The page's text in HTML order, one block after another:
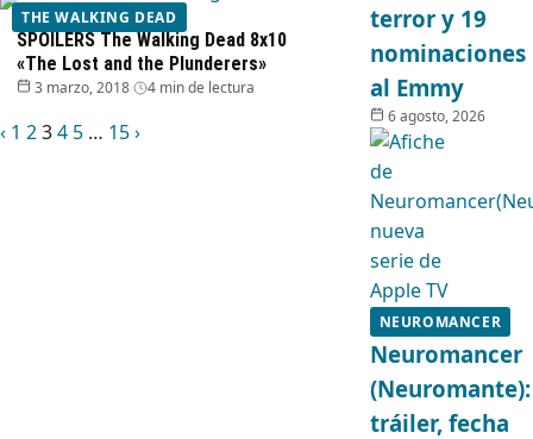
THE WALKING DEAD
SPOILERS The Walking Dead 8x10
«The Lost and the Plunderers»
3 marzo, 2018 4 min de lectura
Paginación
‹Anterior
1 234 5 … 15Siguiente
›
terror y 19
nominaciones
al Emmy
6 agosto, 2026
NEUROMANCER
Neuromancer
(Neuromante):
tráiler, fecha